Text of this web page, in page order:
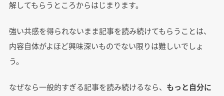
解してもらうところからはじまります。
強い共感を得られないまま記事を読み続けてもらうことは、
内容自体がよほど興味深いものでない限りは難しいでしょ
う。
なぜなら一般的すぎる記事を読み続けるなら、 もっと自分に